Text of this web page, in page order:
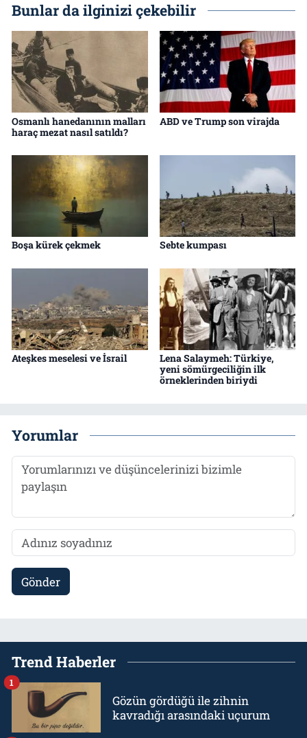
Bunlar da ilginizi çekebilir
Osmanlı hanedanının malları
haraç mezat nasıl satıldı?
ABD ve Trump son virajda
Boşa kürek çekmek Sebte kumpası
Ateşkes meselesi ve İsrail
Lena Salaymeh: Türkiye,
yeni sömürgeciliğin ilk
örneklerinden biriydi
Yorumlar
Gönder
Trend Haberler
Gözün gördüğü ile zihnin
kavradığı arasındaki uçurum
1